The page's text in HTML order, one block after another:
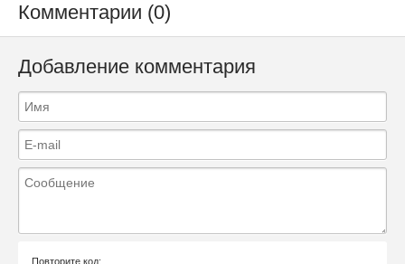
Комментарии (0)
Добавление комментария
Повторите код: